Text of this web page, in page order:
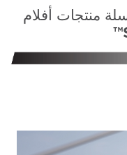
منتجات أفلام